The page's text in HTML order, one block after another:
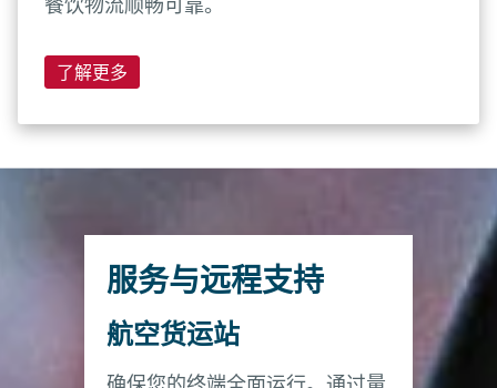
了解更多
服务与远程支持
航空货运站